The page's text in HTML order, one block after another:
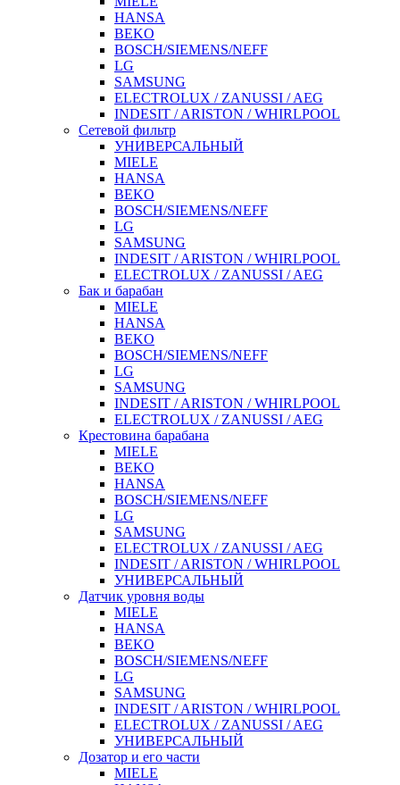
HANSA
BEKO
BOSCH/SIEMENS/NEFF
LG
SAMSUNG
ELECTROLUX / ZANUSSI / AEG
INDESIT / ARISTON / WHIRLPOOL
Сетевой фильтр
УНИВЕРСАЛЬНЫЙ
MIELE
HANSA
BEKO
BOSCH/SIEMENS/NEFF
LG
SAMSUNG
INDESIT / ARISTON / WHIRLPOOL
ELECTROLUX / ZANUSSI / AEG
Бак и барабан
MIELE
HANSA
BEKO
BOSCH/SIEMENS/NEFF
LG
SAMSUNG
INDESIT / ARISTON / WHIRLPOOL
ELECTROLUX / ZANUSSI / AEG
Крестовина барабана
MIELE
BEKO
HANSA
BOSCH/SIEMENS/NEFF
LG
SAMSUNG
ELECTROLUX / ZANUSSI / AEG
INDESIT / ARISTON / WHIRLPOOL
УНИВЕРСАЛЬНЫЙ
Датчик уровня воды
MIELE
HANSA
BEKO
BOSCH/SIEMENS/NEFF
LG
SAMSUNG
INDESIT / ARISTON / WHIRLPOOL
ELECTROLUX / ZANUSSI / AEG
УНИВЕРСАЛЬНЫЙ
Дозатор и его части
MIELE